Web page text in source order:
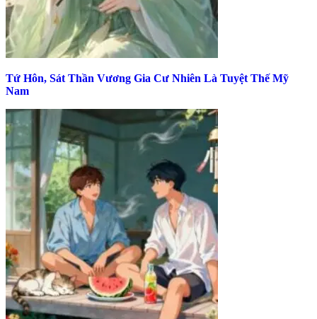
Tứ Hôn, Sát Thần Vương Gia Cư Nhiên Là Tuyệt Thế Mỹ
Nam